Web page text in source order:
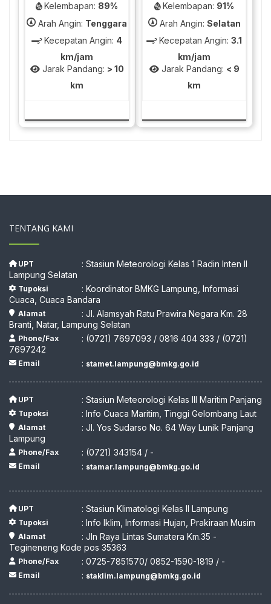
Kelembapan: 89%
Arah Angin: Tenggara
Kecepatan Angin: 4
km/jam
Jarak Pandang: > 10
km
Kelembapan: 91%
Arah Angin: Selatan
Kecepatan Angin: 3.1
km/jam
Jarak Pandang: < 9
km
TENTANG KAMI
UPT
: Stasiun Meteorologi Kelas 1 Radin Inten II
Lampung Selatan
Tupoksi
: Koordinator BMKG Lampung, Informasi
Cuaca, Cuaca Bandara
Alamat
: Jl. Alamsyah Ratu Prawira Negara Km. 28
Branti, Natar, Lampung Selatan
Phone/Fax
: (0721) 7697093 / 0816 404 333 / (0721)
7697242
Email : stamet.lampung@bmkg.go.id
UPT : Stasiun Meteorologi Kelas III Maritim Panjang
Tupoksi : Info Cuaca Maritim, Tinggi Gelombang Laut
Alamat
: Jl. Yos Sudarso No. 64 Way Lunik Panjang
Lampung
Phone/Fax : (0721) 343154 / -
Email : stamar.lampung@bmkg.go.id
UPT : Stasiun Klimatologi Kelas II Lampung
Tupoksi : Info Iklim, Informasi Hujan, Prakiraan Musim
Alamat
: Jln Raya Lintas Sumatera Km.35 -
Tegineneng Kode pos 35363
Phone/Fax : 0725-7851570/ 0852-1590-1819 / -
Email : staklim.lampung@bmkg.go.id